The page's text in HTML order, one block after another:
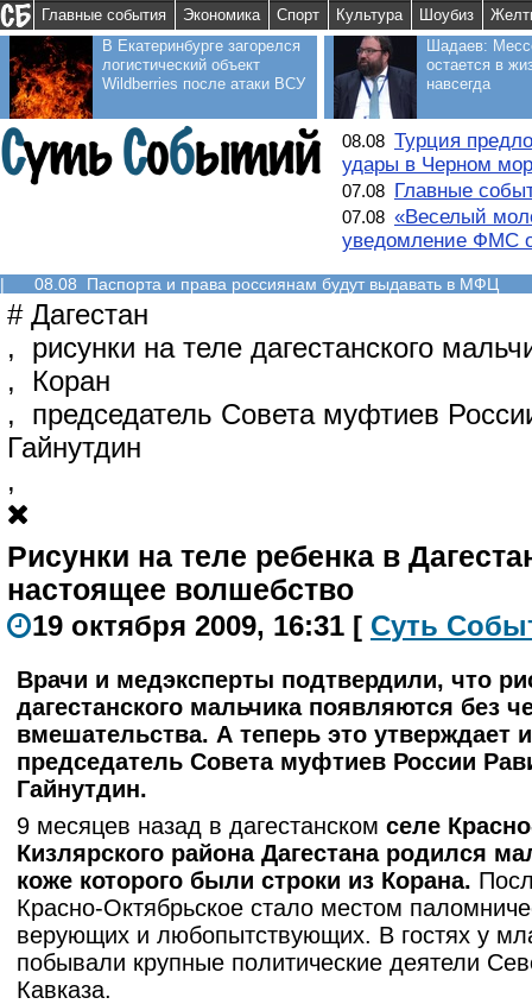
Главные события Экономика Спорт Культура Шоубиз
В Екатеринбурге загорелся
логистический объект
Wildberries после атаки ВСУ
Шадаев:
остается в
навсегда
08.08 Турция
удары в Черном
07.08 Главные
07.08 «Веселый
уведомление ФМС
| 08.08 Паспорта и права россиянам будут выдавать в МФЦ
# Дагестан
, рисунки на теле дагестанского
, Коран
, председатель Совета муфтиев
Гайнутдин
,
Рисунки на теле ребенка в
настоящее волшебство
19 октября 2009, 16:31 [ Суть Соб
Врачи и медэксперты подтвердили, что
дагестанского мальчика появляются без
вмешательства. А теперь это утверждает и
председатель Совета муфтиев России
Гайнутдин.
9 месяцев назад в дагестанском селе
Кизлярского района Дагестана родился
коже которого были строки из Корана.
Красно-Октябрьское стало местом
верующих и любопытствующих. В гостях у
побывали крупные политические деятели
Кавказа.